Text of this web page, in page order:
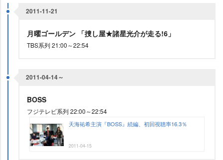
2011-11-21
月曜ゴールデン 「捜し屋★諸星光介が走る!6」
TBS系列 21:00～22:54
2011-04-14～
BOSS
フジテレビ系列 22:00～22:54
天海祐希主演『BOSS』続編、初回視聴率16.3％
2011-04-15